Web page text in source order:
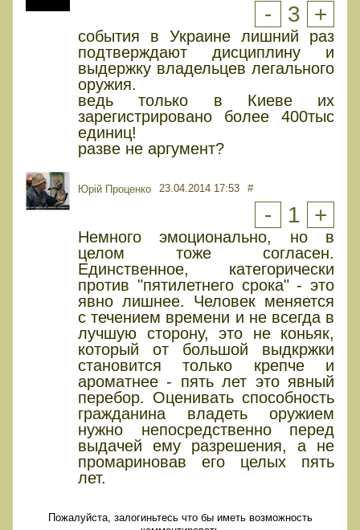
- 3 +
события в Украине лишний раз
подтверждают дисциплину и
выдержку владельцев легального
оружия.
ведь только в Киеве их
зарегистрировано более 400тыс
единиц!
разве не аргумент?
Юрiй Проценко 23.04.2014 17:53 #
- 1 +
Немного эмоционально, но в
целом тоже согласен.
Единственное, категорически
против "пятилетнего срока" - это
явно лишнее. Человек меняется
с течением времени и не всегда в
лучшую сторону, это не коньяк,
который от большой выдкржки
становится только крепче и
ароматнее - пять лет это явный
перебор. Оценивать способность
гражданина владеть оружием
нужно непосредственно перед
выдачей ему разрешения, а не
промариновав его целых пять
лет.
Пожалуйста, залогиньтесь что бы иметь возможность